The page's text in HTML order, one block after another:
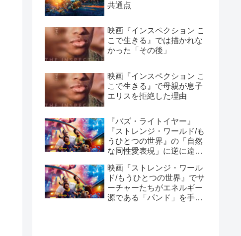
共通点
映画『インスペクション こ
こで生きる』では描かれな
かった「その後」
映画『インスペクション こ
こで生きる』で母親が息子
エリスを拒絶した理由
『バズ・ライトイヤー』
『ストレンジ・ワールド/も
うひとつの世界』の「自然
な同性愛表現」に逆に違和
映画『ストレンジ・ワール
ド/もうひとつの世界』でサ
ーチャーたちがエネルギー
源である「パンド」を手放